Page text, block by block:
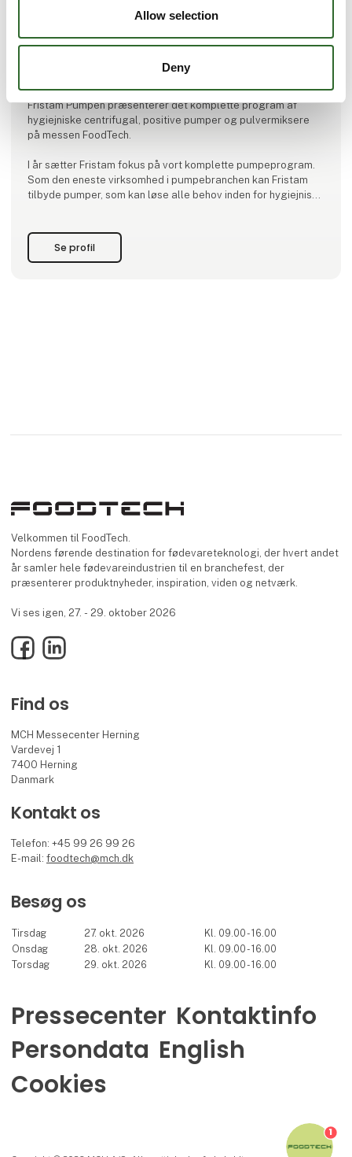
Allow selection
Deny
Produktet er tilføjet af:
Fra Fristam FP til FDS – det komplette program i hygiejniske
pumper og pulvermiksere……
Fristam Pumpen præsenterer det komplette program af
hygiejniske centrifugal, positive pumper og pulvermiksere
på messen FoodTech.
I år sætter Fristam fokus på vort komplette pumpeprogram.
Som den eneste virksomhed i pumpebranchen kan Fristam
tilbyde pumper, som kan løse alle behov inden for hygiejniske
udvalg af pumper.
Fristam FP centrifugalpumper, som også kan leveres i FPH
Se profil
Velkommen til FoodTech.
Nordens førende destination for fødevareteknologi, der hvert andet
år samler hele fødevareindustrien til en branchefest, der
præsenterer produktnyheder, inspiration, viden og netværk.
Vi ses igen, 27. - 29. oktober 2026
FacebookLinkedIn
Find os
MCH Messecenter Herning
Vardevej 1
7400 Herning
Danmark
Kontakt os
Telefon: +45 99 26 99 26
E-mail:foodtech@mch.dk
Besøg os
Tirsdag 27. okt. 2026
Kl. 09.00 - 16.00
Onsdag
28. okt. 2026
Kl. 09.00 - 16.00
Torsdag
29. okt. 2026 Kl. 09.00 - 16.00
Pressecenter Kontaktinfo
Persondata English
Cookies
1